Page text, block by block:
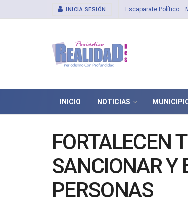
INICIA SESIÓN Escaparate Político
INICIO NOTICIAS
FORTALECEN
SANCIONAR Y
PERSONAS